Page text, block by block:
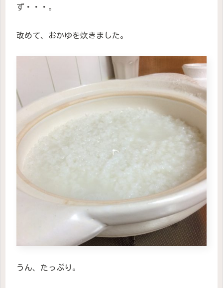
ず・・・。
改めて、おかゆを炊きました。
うん、たっぷり。